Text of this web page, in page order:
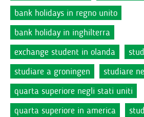
bank holidays in regno unito
bank holiday in inghilterra
exchange student in olanda
studiare a groningen
studiare
quarta superiore negli stati uniti
quarta superiore in america